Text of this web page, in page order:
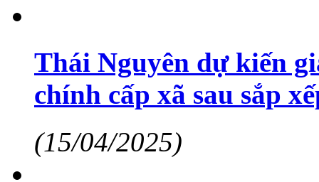
Thái Nguyên dự kiến
chính cấp xã sau sắp
(15/04/2025)